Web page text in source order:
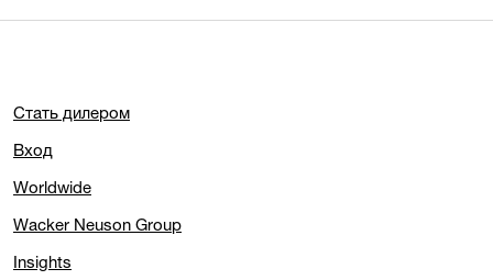
Стать дилером
Вход
Worldwide
Wacker Neuson Group
Insights